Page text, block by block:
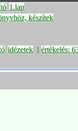
1.lap
készítek
idézetek | értékelés: